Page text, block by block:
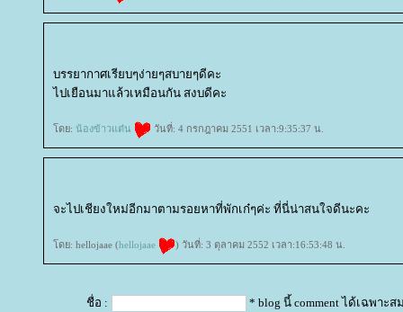
บรรยากาศเรียบๆง่ายๆสบายๆดีคะ
ไปเยือนมาแล้วเหมือนกัน สงบดีคะ
ดย: น้องข้าวแต๋น วันที่: 4 กรกฎาคม 2551 เวลา:9:35:37 น.
จะไปเชียงใหม่อีกมาตามรอยหาที่พักเก๋ๆค่ะ ที่นี่น่าสนใจดีนะคะ
ดย: hellojaae (hellojaae ) วันที่: 3 ตุลาคม 2552 เวลา:16:53:48 น.
ชื่อ :
* blog นี้ comment ได้เฉพาะส